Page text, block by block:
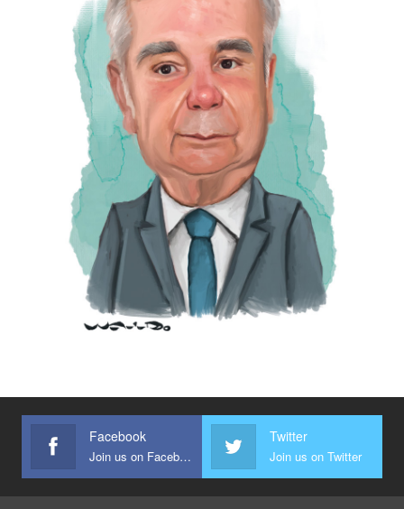
Facebook
Join us on Facebook
Twitter
Join us on Twitter